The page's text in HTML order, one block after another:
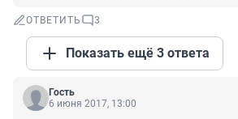
ОТВЕТИТЬ 3
Показать ещё 3 ответа
Гость
6 июня 2017, 13:00